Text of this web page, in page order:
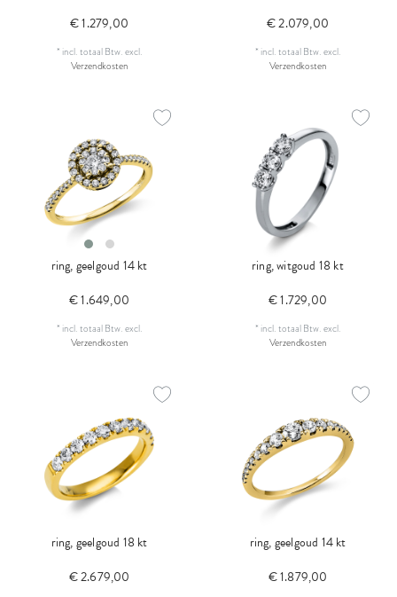
€ 1.279,00
* incl. totaal Btw.excl.
Verzendkosten
€ 2.079,00
* incl. totaal Btw.excl.
Verzendkosten
ring, geelgoud 14 kt
€ 1.649,00
* incl. totaal Btw.excl.
Verzendkosten
ring, witgoud 18 kt
€ 1.729,00
* incl. totaal Btw.excl.
Verzendkosten
ring, geelgoud 18 kt
€ 2.679,00
ring, geelgoud 14 kt
€ 1.879,00